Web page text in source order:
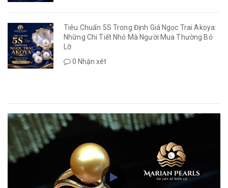
Tiêu Chuẩn 5S Trong Định Giá Ngọc Trai Akoya:
Những Chi Tiết Nhỏ Mà Người Mua Thường Bỏ
Lỡ
0 Nhận xét